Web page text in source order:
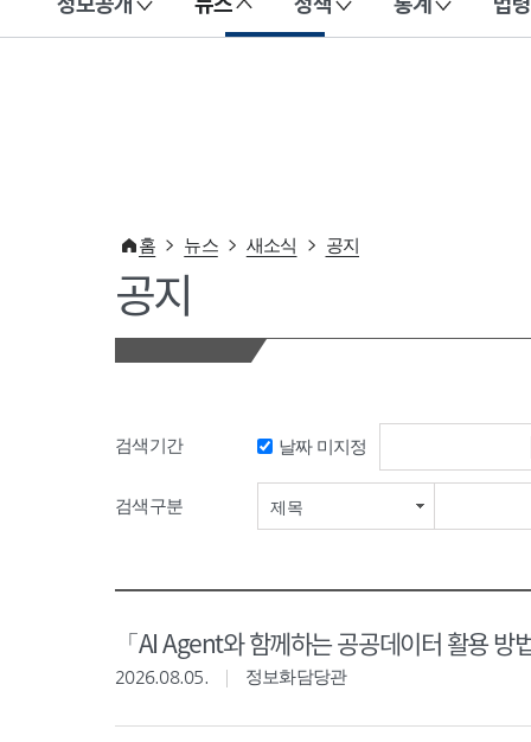
이 누리집은 대한민국 공식 전자정부 누리집입니다.
홈 뉴스 새소식 공지
공지
검색기간 날짜 미지정
검색구분 제목
「AI Agent와 함께하는 공공데이터 활용 방
2026.08.05. 정보화담당관